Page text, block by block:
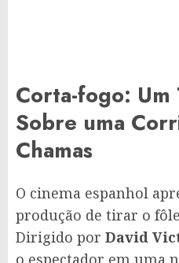
Corta-fogo:
Sobre uma
Chamas
O cinema espanhol
produção de tirar o
Dirigido por David
o espectador em uma